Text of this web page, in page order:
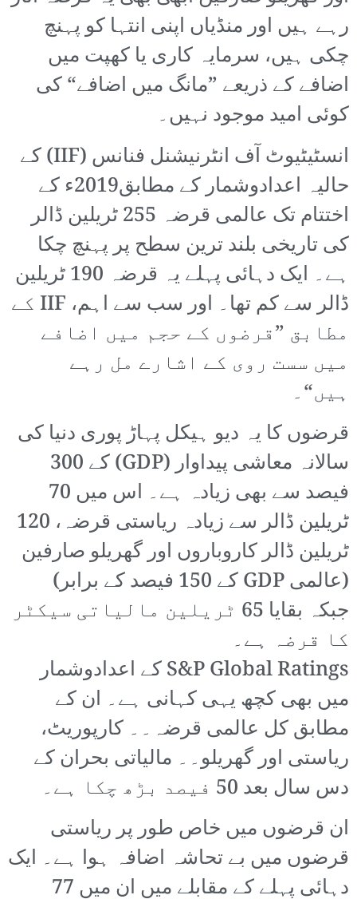
رہے ہیں اور منڈیاں اپنی انتہا کو پہنچ
چکی ہیں، سرمایہ کاری یا کھپت میں
اضافے کے ذریعے ”مانگ میں اضافے“ کی
کوئی امید موجود نہیں۔
انسٹیٹیوٹ آف انٹرنیشنل فنانس (IIF) کے
حالیہ اعدادوشمار کے مطابق2019ء کے
اختتام تک عالمی قرضہ 255 ٹریلین ڈالر
کی تاریخی بلند ترین سطح پر پہنچ چکا
ہے۔ ایک دہائی پہلے یہ قرضہ 190 ٹریلین
ڈالر سے کم تھا۔ اور سب سے اہم، IIF کے
مطابق ”قرضوں کے حجم میں اضافے
میں سست روی کے اشارے مل رہے
ہیں“۔
قرضوں کا یہ دیو ہیکل پہاڑ پوری دنیا کی
سالانہ معاشی پیداوار (GDP) کے 300
فیصد سے بھی زیادہ ہے۔ اس میں 70
ٹریلین ڈالر سے زیادہ ریاستی قرضہ، 120
ٹریلین ڈالر کاروباروں اور گھریلو صارفین
(عالمی GDP کے 150 فیصد کے برابر)
جبکہ بقایا 65 ٹریلین مالیاتی سیکٹر
کا قرضہ ہے۔
S&P Global Ratings کے اعدادوشمار
میں بھی کچھ یہی کہانی ہے۔ ان کے
مطابق کل عالمی قرضہ۔۔ کارپوریٹ،
ریاستی اور گھریلو۔۔ مالیاتی بحران کے
دس سال بعد 50 فیصد بڑھ چکا ہے۔
ان قرضوں میں خاص طور پر ریاستی
قرضوں میں بے تحاشہ اضافہ ہوا ہے۔ ایک
دہائی پہلے کے مقابلے میں ان میں 77